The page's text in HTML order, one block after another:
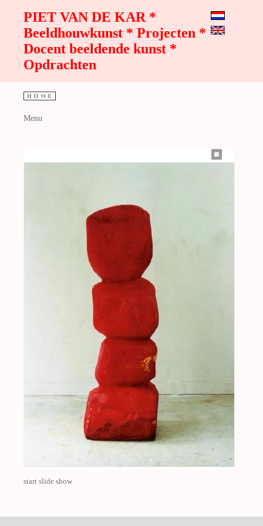
PIET VAN DE KAR *
Beeldhouwkunst * Projecten *
Docent beeldende kunst *
Opdrachten
Menu
start slide show